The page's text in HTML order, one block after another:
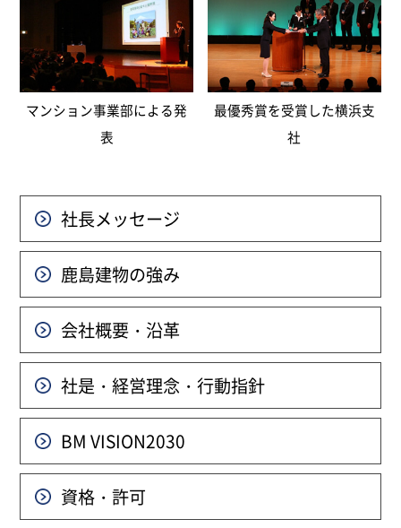
マンション事業部による発
表
最優秀賞を受賞した横浜支
社
社長メッセージ
鹿島建物の強み
会社概要・沿革
社是・経営理念・行動指針
BM VISION2030
資格・許可